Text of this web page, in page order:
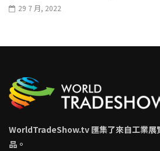
29 7 月, 2022
WorldTradeShow.tv 匯集了來自工業展
品。